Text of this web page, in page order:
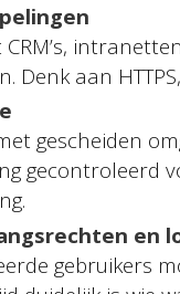
CRM’s,
Denk aan
gescheiden
gecontroleerd
en
gebruikers